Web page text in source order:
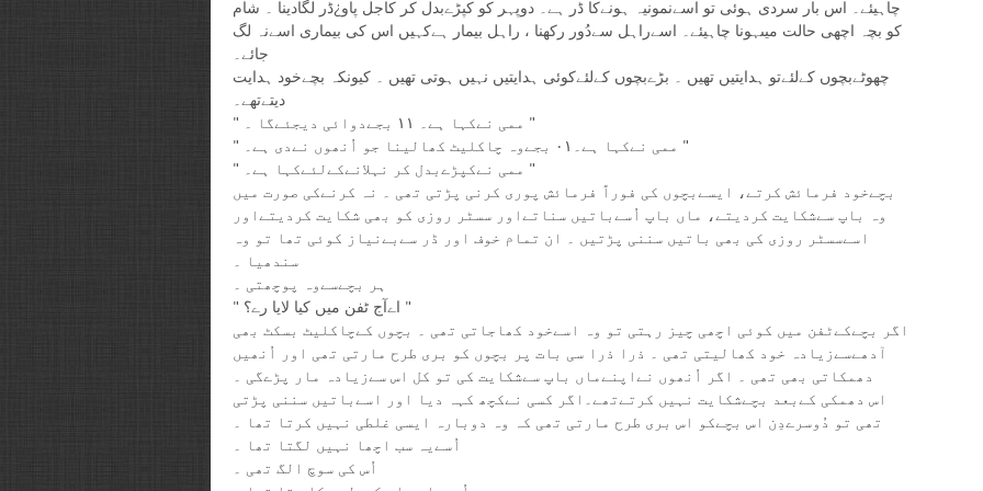
چاہیئے۔ اس بار سردی ہوئی تو اسےنمونیہ ہونےکا ڈر ہے۔ دوپہر کو کپڑےبدل کر کاجل پاو¿ڈر لگادینا ۔ شام
کو بچہ اچھی حالت میںہونا چاہیئے۔ اسےراہل سےدُور رکھنا ، راہل بیمار ہےکہیں اس کی بیماری اسےنہ لگ
جائے۔
چھوٹےبچوں کےلئےتو ہدایتیں تھیں ۔ بڑےبچوں کےلئےکوئی ہدایتیں نہیں ہوتی تھیں ۔ کیونکہ بچےخود ہدایت
دیتےتھے۔
" ممی نےکہا ہے۔ ١١ بجےدوائی دیجئےگا ۔ "
" ممی نےکہا ہے۔٠١ بجےوہ چاکلیٹ کھالینا جو اُنھوں نےدی ہے۔ "
" ممی نےکپڑےبدل کر نہلانےکےلئےکہا ہے۔ "
بچےخود فرمائش کرتے، ایسےبچوں کی فوراً فرمائش پوری کرنی پڑتی تھی ۔ نہ کرنےکی صورت میں
وہ باپ سےشکایت کردیتے، ماں باپ اُسےباتیں سناتےاور سسٹر روزی کو بھی شکایت کردیتےاور
اسےسسٹر روزی کی بھی باتیں سننی پڑتیں ۔ ان تمام خوف اور ڈر سےبےنیاز کوئی تھا تو وہ
سندھیا ۔
ہر بچےسےوہ پوچھتی ۔
" اےآج ٹفن میں کیا لایا رے؟ "
اگر بچےکےٹفن میں کوئی اچھی چیز رہتی تو وہ اسےخود کھاجاتی تھی ۔ بچوں کےچاکلیٹ بسکٹ بھی
آدھےسےزیادہ خود کھالیتی تھی ۔ ذرا ذرا سی بات پر بچوں کو بری طرح مارتی تھی اور اُنھیں
دھمکاتی بھی تھی ۔ اگر اُنھوں نےاپنےماں باپ سےشکایت کی تو کل اس سےزیادہ مار پڑےگی ۔
اس دھمکی کےبعد بچےشکایت نہیں کرتےتھے۔اگر کسی نےکچھ کہہ دیا اور اسےباتیں سننی پڑتی
تھی تو دُوسرےدِن اس بچےکو اس بری طرح مارتی تھی کہ وہ دوبارہ ایسی غلطی نہیں کرتا تھا ۔
اُسےیہ سب اچھا نہیں لگتا تھا ۔
اُس کی سوچ الگ تھی ۔